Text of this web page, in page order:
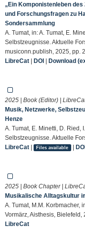
„Ein Komponistenleben
und Forschungsfragen zu
Sondersammlung
A. Tumat, in: A. Tumat, E.
Selbstzeugnisse. Aktuelle
musiconn.publish, 2025, pp.
LibreCat | DOI | Download
2025 | Book (Editor) |
Musik, Netzwerke,
Henze
A. Tumat, E. Minetti, D. Ried,
Selbstzeugnisse. Aktuelle
LibreCat | Files available |
2025 | Book Chapter |
Musikalische Alltagskultur
A. Tumat, M.M. Korbmacher,
Vormärz, Aisthesis, Bielefeld,
LibreCat